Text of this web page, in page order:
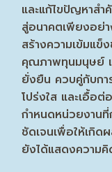
และแก้ไขปัญหาสำ
สู่อนาคตเพียงอย่
สร้างความเข้มแ
คุณภาพทุนมนุษย์ แ
ยั่งยืน ควบคู่กับกา
โปร่งใส และเอื้อ
กำหนดหน่วยงาน
ชัดเจนเพื่อให้เกิด
ยังได้แสดงความ